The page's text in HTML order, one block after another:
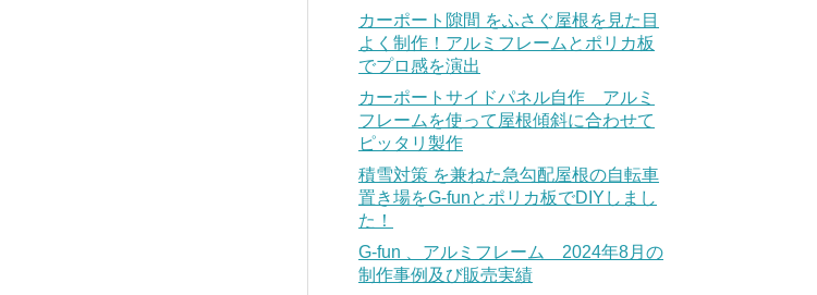
カーポート隙間 をふさぐ屋根を見た目
よく制作！アルミフレームとポリカ板
でプロ感を演出
カーポートサイドパネル自作 アルミ
フレームを使って屋根傾斜に合わせて
ピッタリ製作
積雪対策 を兼ねた急勾配屋根の自転車
置き場をG-funとポリカ板でDIYしまし
た！
G-fun 、アルミフレーム 2024年8月の
制作事例及び販売実績